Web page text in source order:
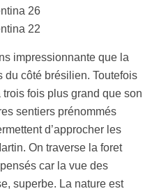
impressionnante que la
côté brésilien. Toutefois
fois plus grand que son
sentiers prénommés
d’approcher les
On traverse la foret
car la vue des
superbe. La nature est